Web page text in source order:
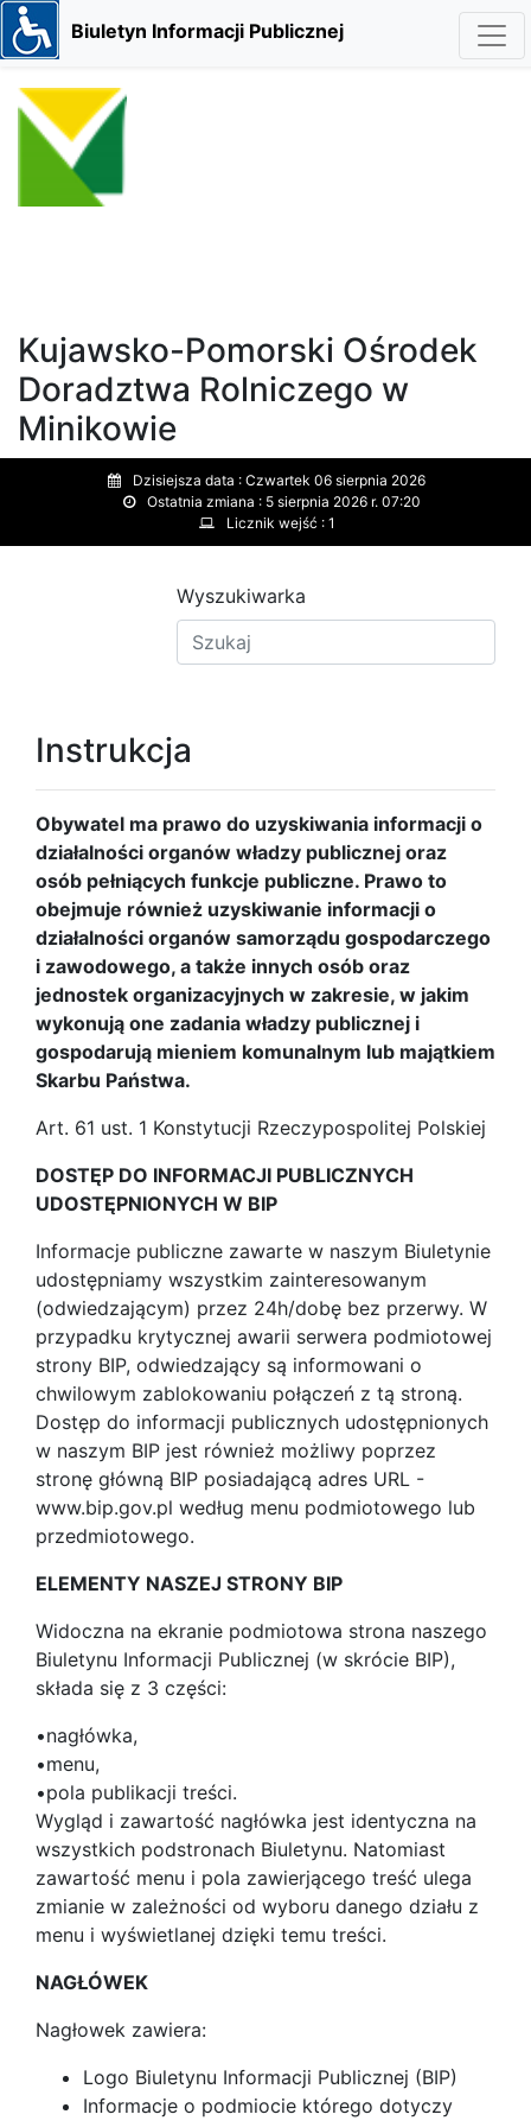
Biuletyn Informacji Publicznej
Kujawsko-Pomorski Ośrodek
Doradztwa Rolniczego w
Minikowie
Dzisiejsza data : Czwartek 06 sierpnia 2026
Ostatnia zmiana : 5 sierpnia 2026 r. 07:20
Licznik wejść : 1
Wyszukiwarka
Instrukcja
Obywatel ma prawo do uzyskiwania informacji o
działalności organów władzy publicznej oraz
osób pełniących funkcje publiczne. Prawo to
obejmuje również uzyskiwanie informacji o
działalności organów samorządu gospodarczego
i zawodowego, a także innych osób oraz
jednostek organizacyjnych w zakresie, w jakim
wykonują one zadania władzy publicznej i
gospodarują mieniem komunalnym lub majątkiem
Skarbu Państwa.
Art. 61 ust. 1 Konstytucji Rzeczypospolitej Polskiej
DOSTĘP DO INFORMACJI PUBLICZNYCH
UDOSTĘPNIONYCH W BIP
Informacje publiczne zawarte w naszym Biuletynie
udostępniamy wszystkim zainteresowanym
(odwiedzającym) przez 24h/dobę bez przerwy. W
przypadku krytycznej awarii serwera podmiotowej
strony BIP, odwiedzający są informowani o
chwilowym zablokowaniu połączeń z tą stroną.
Dostęp do informacji publicznych udostępnionych
w naszym BIP jest również możliwy poprzez
stronę główną BIP posiadającą adres URL -
www.bip.gov.pl według menu podmiotowego lub
przedmiotowego.
ELEMENTY NASZEJ STRONY BIP
Widoczna na ekranie podmiotowa strona naszego
Biuletynu Informacji Publicznej (w skrócie BIP),
składa się z 3 części:
•nagłówka,
•menu,
•pola publikacji treści.
Wygląd i zawartość nagłówka jest identyczna na
wszystkich podstronach Biuletynu. Natomiast
zawartość menu i pola zawierjącego treść ulega
zmianie w zależności od wyboru danego działu z
menu i wyświetlanej dzięki temu treści.
NAGŁÓWEK
Nagłowek zawiera:
Logo Biuletynu Informacji Publicznej (BIP)
Informacje o podmiocie którego dotyczy